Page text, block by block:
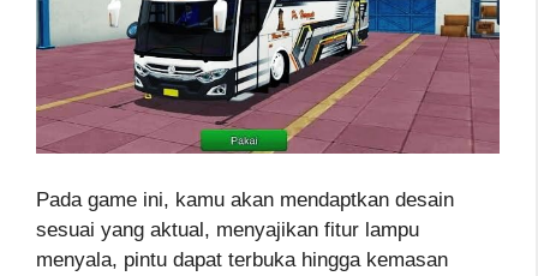
Pada game ini, kamu akan mendaptkan desain
sesuai yang aktual, menyajikan fitur lampu
menyala, pintu dapat terbuka hingga kemasan